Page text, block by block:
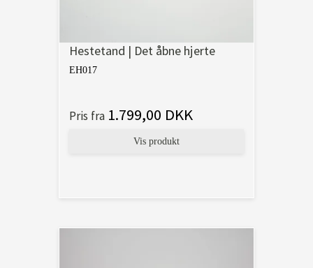
Hestetand | Det åbne hjerte
EH017
Pris fra 1.799,00 DKK
Vis produkt